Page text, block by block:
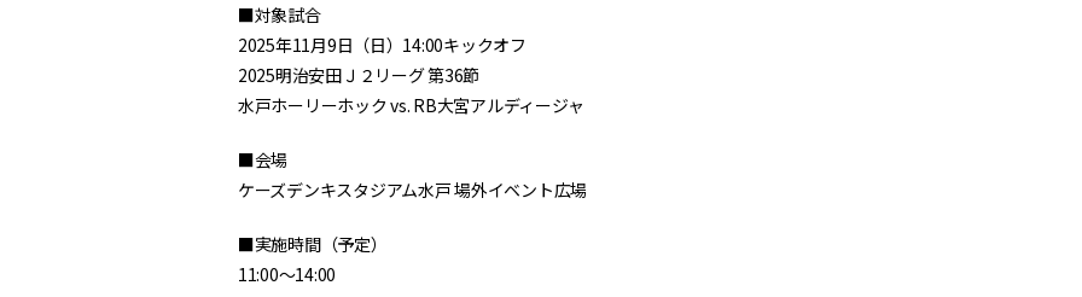
■対象試合
2025年11月9日（日）14:00キックオフ
2025明治安田Ｊ２リーグ 第36節
水戸ホーリーホック vs. RB大宮アルディージャ
■会場
ケーズデンキスタジアム水戸 場外イベント広場
■実施時間（予定）
11:00～14:00